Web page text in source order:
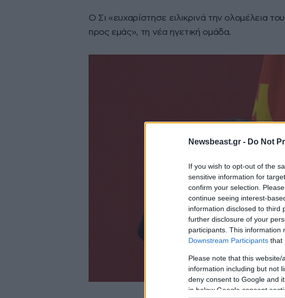
Newsbeast.gr - Do Not
If you wish to opt-out of the
sensitive information for
confirm your selection.
continue seeing interest-
information disclosed to third
further disclosure of your
participants. This information
Downstream Participants that
Please note that this
information including but not
deny consent to Google and
in below Google consent
Ο Σι «ευχαρίστησε ειλικρινά την ολομέλεια
προς εμάς», τη νέα ηγετική ομάδα.